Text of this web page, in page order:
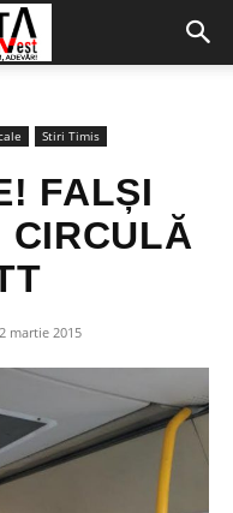
Stiri Timis
FALȘI
CIRCULĂ
martie 2015